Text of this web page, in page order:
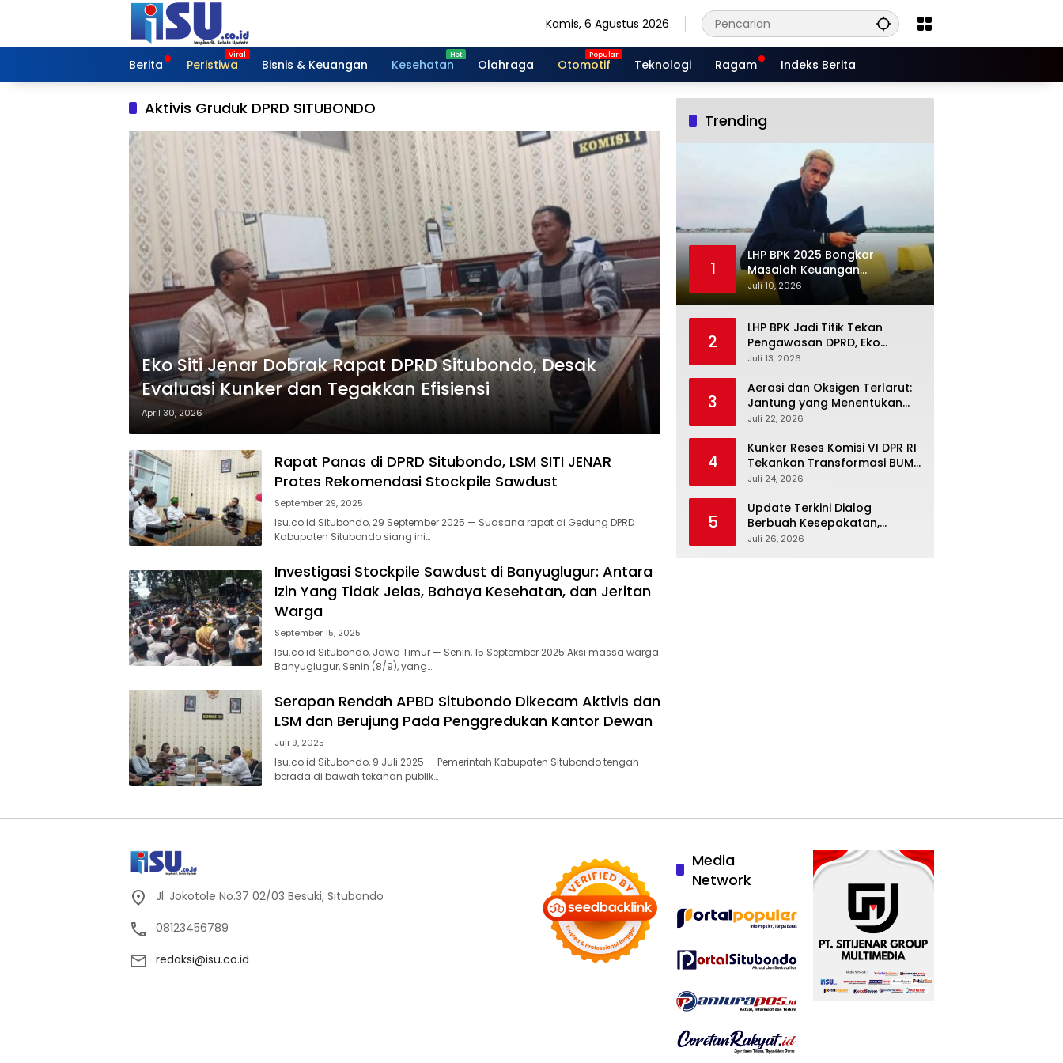
Kamis, 6 Agustus 2026
Berita Peristiwa Bisnis & Keuangan Kesehatan Olahraga Otomotif Teknologi Ragam Indeks Berita
Aktivis Gruduk DPRD SITUBONDO
Eko Siti Jenar Dobrak Rapat DPRD Situbondo, Desak
Evaluasi Kunker dan Tegakkan Efisiensi
April 30, 2026
Rapat Panas di DPRD Situbondo, LSM SITI JENAR
Protes Rekomendasi Stockpile Sawdust
September 29, 2025
Isu.co.id Situbondo, 29 September 2025 — Suasana rapat di Gedung DPRD
Kabupaten Situbondo siang ini…
Investigasi Stockpile Sawdust di Banyuglugur: Antara
Izin Yang Tidak Jelas, Bahaya Kesehatan, dan Jeritan
Warga
September 15, 2025
Isu.co.id Situbondo, Jawa Timur — Senin, 15 September 2025:Aksi massa warga
Banyuglugur, Senin (8/9), yang…
Serapan Rendah APBD Situbondo Dikecam Aktivis dan
LSM dan Berujung Pada Penggredukan Kantor Dewan
Juli 9, 2025
Isu.co.id Situbondo, 9 Juli 2025 — Pemerintah Kabupaten Situbondo tengah
berada di bawah tekanan publik…
Trending
1
LHP BPK 2025 Bongkar
Masalah Keuangan
Situbondo, Potensi Miliaran
Rupiah Masih Belum Terkelola
Juli 10, 2026
2
LHP BPK Jadi Titik Tekan
Pengawasan DPRD, Eko
Febriyanto Datangi Komisi IV
Berpijak pada Dokumen
Resmi Negara
Juli 13, 2026
3
Aerasi dan Oksigen Terlarut:
Jantung yang Menentukan
Hidup Tambak Vaname
Juli 22, 2026
4
Kunker Reses Komisi VI DPR RI
Tekankan Transformasi BUMN
Maritim, Nasim Khan Kawal
Juli 24, 2026
5
Update Terkini Dialog
Berbuah Kesepakatan,
SPBUN-SGN Batalkan Aksi
Juli 26, 2026
Jl. Jokotole No.37 02/03 Besuki, Situbondo
08123456789
redaksi@isu.co.id
Media
Network